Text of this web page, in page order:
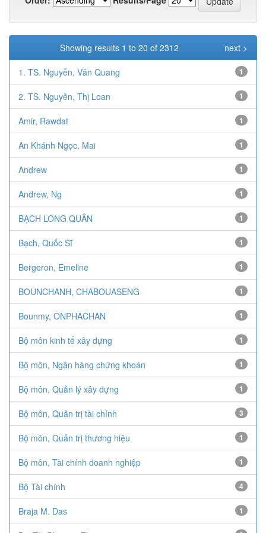
Showing results 1 to 20 of 2312 next >
1. TS. Nguyễn, Văn Quang 1
2. TS. Nguyễn, Thị Loan 1
Amir, Rawdat 1
An Khánh Ngọc, Mai 1
Andrew 1
Andrew, Ng 1
BẠCH LONG QUÂN 1
Bạch, Quốc Sĩ 1
Bergeron, Emeline 1
BOUNCHANH, CHABOUASENG 1
Bounmy, ONPHACHAN 1
Bộ môn kinh tế xây dựng 1
Bộ môn, Ngân hàng chứng khoán 1
Bộ môn, Quản lý xây dựng 1
Bộ môn, Quản trị tài chính 3
Bộ môn, Quản trị thương hiệu 1
Bộ môn, Tài chính doanh nghiệp 1
Bộ Tài chính 4
Braja M. Das 1